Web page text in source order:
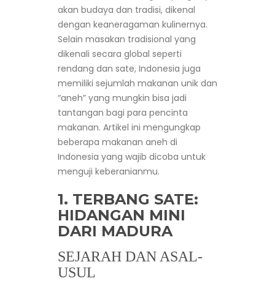
akan budaya dan tradisi, dikenal
dengan keaneragaman kulinernya.
Selain masakan tradisional yang
dikenali secara global seperti
rendang dan sate, Indonesia juga
memiliki sejumlah makanan unik dan
“aneh” yang mungkin bisa jadi
tantangan bagi para pencinta
makanan. Artikel ini mengungkap
beberapa makanan aneh di
Indonesia yang wajib dicoba untuk
menguji keberanianmu.
1. TERBANG SATE:
HIDANGAN MINI
DARI MADURA
SEJARAH DAN ASAL-
USUL